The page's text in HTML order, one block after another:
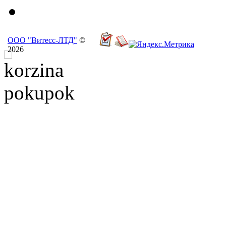
ООО "Витесс-ЛТД" ©
2026